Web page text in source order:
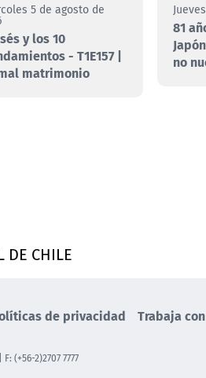
5 de agosto de
y los 10
- T1E157 |
matrimonio
81
no
DE CHILE
de privacidad Trabaja
(+56-2)2707 7777